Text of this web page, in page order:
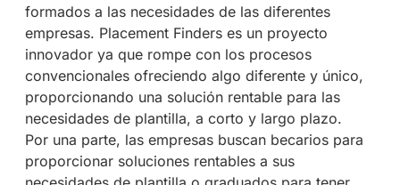
formados a las necesidades de las diferentes
empresas. Placement Finders es un proyecto
innovador ya que rompe con los procesos
convencionales ofreciendo algo diferente y único,
proporcionando una solución rentable para las
necesidades de plantilla, a corto y largo plazo.
Por una parte, las empresas buscan becarios para
proporcionar soluciones rentables a sus